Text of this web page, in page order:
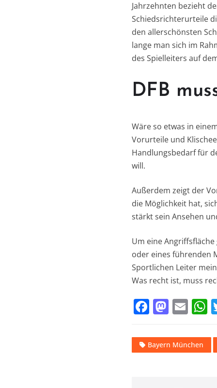
Jahrzehnten bezieht
Schiedsrichterurteile
den allerschönsten
lange man sich im
des Spielleiters auf
DFB
Wäre so etwas in
Vorurteile und
Handlungsbedarf für
will.
Außerdem zeigt der
die Möglichkeit hat,
stärkt sein Ansehen
Um eine
oder eines führenden
Sportlichen Leiter
Was recht ist, muss
F
c
e
M
st
o
E
ai
l s
Bayern München